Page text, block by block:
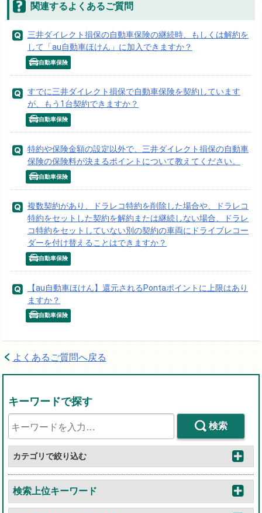
関連するよくあるご質問
三井ダイレクト損保の自動車保険の継続時、もしくは解約を
して「au自動車ほけん」に加入できますか？
自動車保険
すでに三井ダイレクト損保で自動車保険を契約しています
が、もう1台契約できますか？
自動車保険
特約や保険金額の設定以外で、三井ダイレクト損保の自動車
保険の保険料が決まるポイントについて教えてください。
自動車保険
複数契約があり、ドラレコ特約を削除した場合や、ドラレコ
特約をセットした契約を解約または継続しない場合、ドラレ
コ特約をセットしていない別の契約の車両にドライブレコー
ダーを付け替えることはできますか？
自動車保険
【au自動車ほけん】還元されるPontaポイントに上限はあり
ますか？
自動車保険
よくあるご質問へ戻る
キーワードで探す
検索
カテゴリで絞り込む
検索上位キーワード